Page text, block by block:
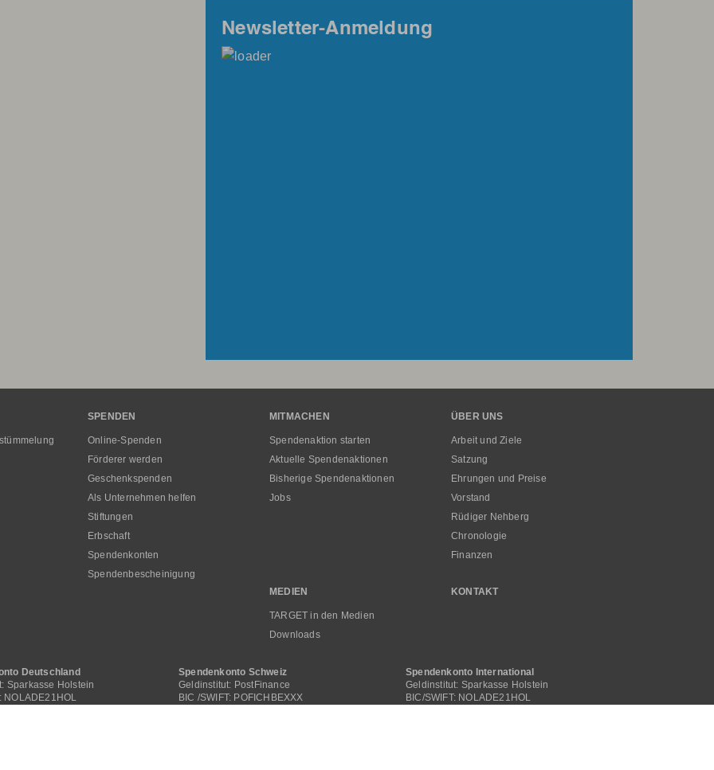
Newsletter-Anmeldung
SPENDEN
Online-Spenden
Förderer werden
Geschenkspenden
Als Unternehmen helfen
Stiftungen
Erbschaft
Spendenkonten
Spendenbescheinigung
MITMACHEN
Spendenaktion starten
Aktuelle Spendenaktionen
Bisherige Spendenaktionen
Jobs
ÜBER UNS
Arbeit und Ziele
Satzung
Ehrungen und Preise
Vorstand
Rüdiger Nehberg
Chronologie
Finanzen
MEDIEN
TARGET in den Medien
Downloads
KONTAKT
Deutschland
Sparkasse Holstein
NOLADE21HOL
Spendenkonto Schweiz
Geldinstitut: PostFinance
BIC /SWIFT: POFICHBEXXX
Spendenkonto International
Geldinstitut: Sparkasse Holstein
BIC/SWIFT: NOLADE21HOL